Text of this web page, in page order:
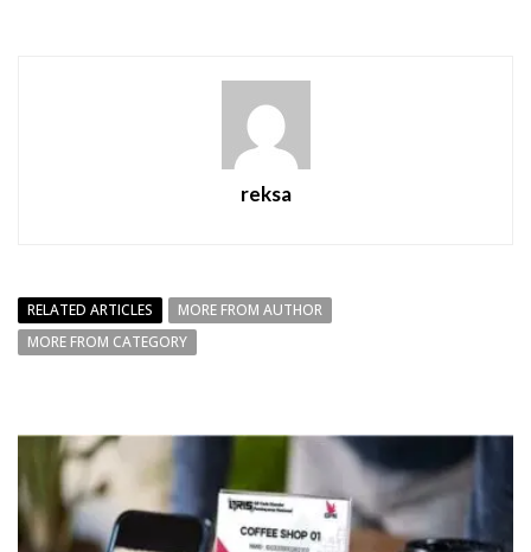
reksa
RELATED ARTICLES
MORE FROM AUTHOR
MORE FROM CATEGORY